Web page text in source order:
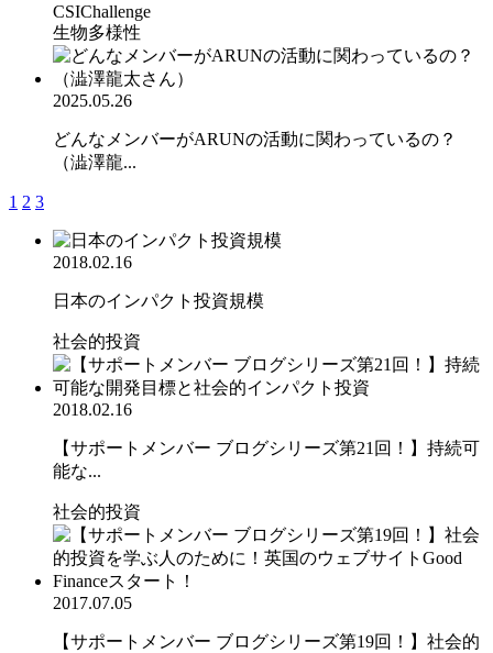
CSIChallenge
生物多様性
2025.05.26
どんなメンバーがARUNの活動に関わっているの？
（澁澤龍...
1 2 3
2018.02.16
日本のインパクト投資規模
社会的投資
2018.02.16
【サポートメンバー ブログシリーズ第21回！】持続可
能な...
社会的投資
2017.07.05
【サポートメンバー ブログシリーズ第19回！】社会的